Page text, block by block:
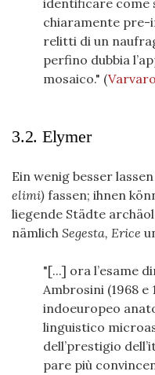
identificare come
chiaramente pre-
relitti di un
perfino dubbia
mosaico." (
3.2. Elymer
Ein wenig besser
elimi) fassen; ihnen
liegende Städte
nämlich Segesta, Erice
"[...] ora l’esame
Ambrosini (1968 e
indoeuropeo
linguistico
dell’prestigio
pare più